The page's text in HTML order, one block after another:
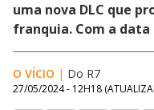
uma nova DLC que
franquia. Com a
O VÍCIO | Do R7
27/05/2024 - 12H18